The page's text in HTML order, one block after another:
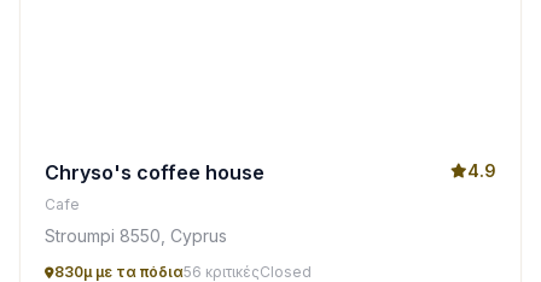
Chryso's coffee house 4.9
Cafe
Stroumpi 8550, Cyprus
830μ με τα πόδια56 κριτικέςClosed